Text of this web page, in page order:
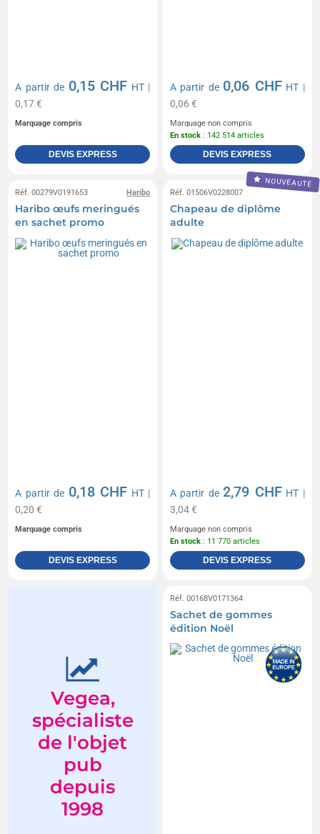
A partir de 0,15 CHF HT|
0,17 €
Marquage compris
DEVIS EXPRESS
A partir de 0,06 CHF HT |
0,06 €
Marquage non compris
En stock : 142 514 articles
DEVIS EXPRESS
Haribo
Réf. 00279V0191653
Haribo œufs meringués
en sachet promo
A partir de 0,18 CHF HT|
0,20 €
Marquage compris
DEVIS EXPRESS
NOUVEAUTÉ
Réf. 01506V0228007
Chapeau de diplôme
adulte
A partir de2,79 CHF HT |
3,04 €
Marquage non compris
En stock : 11 770 articles
DEVIS EXPRESS
Vegea,
spécialiste
de l'objet
pub
depuis
1998
Réf. 00168V0171364
Sachet de gommes
édition Noël